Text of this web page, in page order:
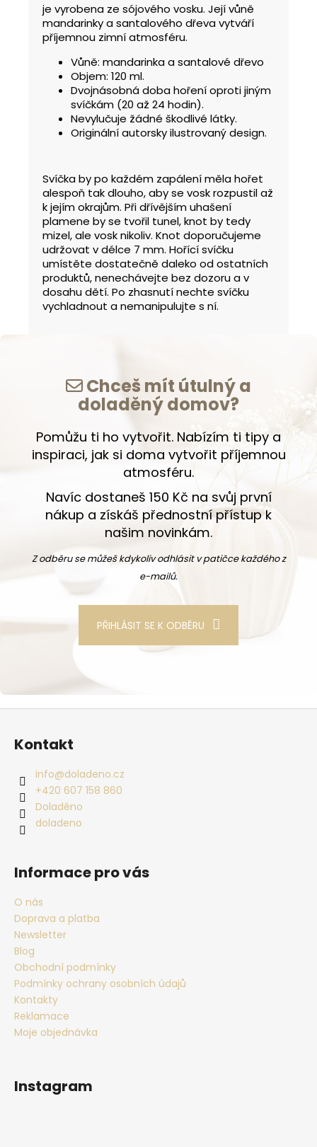
je vyrobena ze sójového vosku. Její vůně
mandarinky a santalového dřeva vytváří
příjemnou zimní atmosféru.
Vůně: mandarinka a santalové dřevo
Objem: 120 ml.
Dvojnásobná doba hoření oproti jiným
svíčkám (20 až 24 hodin).
Nevylučuje žádné škodlivé látky.
Originální autorsky ilustrovaný design.
Svíčka by po každém zapálení měla hořet
alespoň tak dlouho,aby se vosk rozpustil až
k jejím okrajům. Při dřívějším uhašení
plamene by se tvořil tunel, knot by tedy
mizel, ale vosk nikoliv. Knot doporučujeme
udržovat v délce 7 mm. Hořící svíčku
umístěte dostatečně daleko od ostatních
produktů, nenechávejte bez dozoru a v
dosahu dětí. Po zhasnutí nechte svíčku
vychladnout a nemanipulujte s ní.
Chceš mít útulný a
doladěný domov?
Pomůžu ti ho vytvořit. Nabízím ti tipy a
inspiraci, jak si doma vytvořit příjemnou
atmosféru.
Navíc dostaneš 150 Kč na svůj první
nákup a získáš přednostní přístup k
našim novinkám.
Z odběru se můžeš kdykoliv odhlásit v patičce každého z
e-mailů.
PŘIHLÁSIT SE K ODBĚRU
Zápatí
Kontakt
info@doladeno.cz
+420 607 158 860
Doladěno
doladeno
Informace pro vás
O nás
Doprava a platba
Newsletter
Blog
Obchodní podmínky
Podmínky ochrany osobních údajů
Kontakty
Reklamace
Moje objednávka
Instagram